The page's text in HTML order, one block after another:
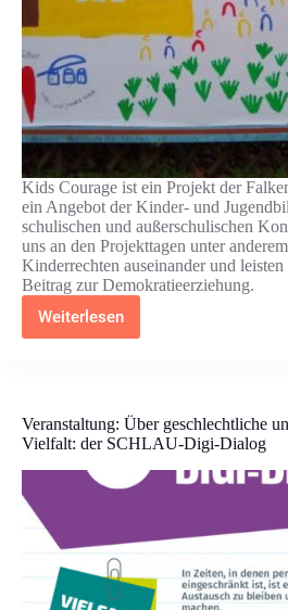
Kids Courage ist ein Projekt der
ein Angebot der Kinder- und
schulischen und außerschulischen
uns an den Projekttagen unter
Kinderrechten auseinander und leisten
Beitrag zur Demokratieerziehung.
Weiterlesen
Kids
Courage
Projekt
Veranstaltung: Über geschlechtliche
Vielfalt: der SCHLAU-Digi-Dialog